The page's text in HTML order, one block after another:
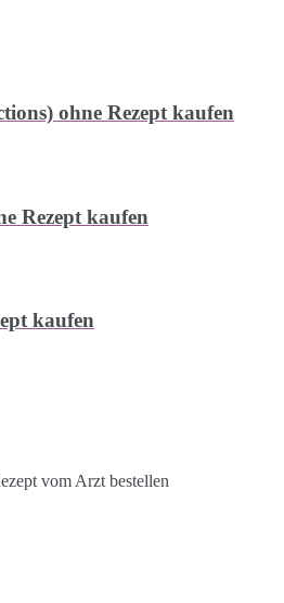
ohne Rezept kaufen
Rezept kaufen
kaufen
vom Arzt bestellen